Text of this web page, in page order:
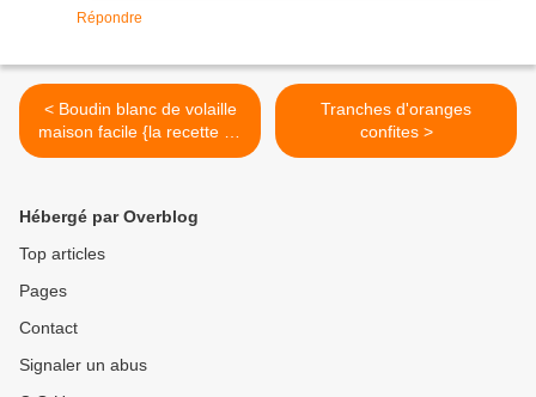
Répondre
< Boudin blanc de volaille
maison facile {la recette de
Jean-François Piège}
Tranches d'oranges
confites >
Hébergé par Overblog
Top articles
Pages
Contact
Signaler un abus